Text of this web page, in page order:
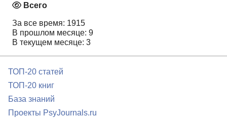
Всего
За все время: 1915
В прошлом месяце: 9
В текущем месяце: 3
ТОП-20 статей
ТОП-20 книг
База знаний
Проекты PsyJournals.ru